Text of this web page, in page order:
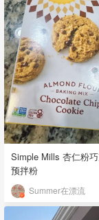
Simple Mills 杏仁粉
预拌粉
Summer在漂流